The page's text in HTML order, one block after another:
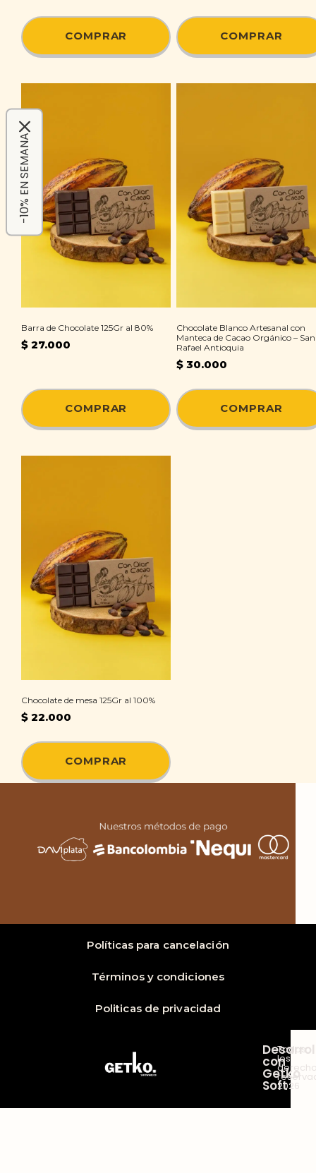
COMPRAR COMPRAR
Barra de Chocolate 125Gr al 80%
$ 27.000
COMPRAR
Chocolate Blanco Artesanal con
Manteca de Cacao Orgánico – San
Rafael Antioquia
$ 30.000
COMPRAR
Chocolate de mesa 125Gr al 100%
$ 22.000
COMPRAR
Políticas para cancelación
Términos y condiciones
Politicas de privacidad
con
Getko
Soft
Todos
los
2026
-10% EN SEMANA